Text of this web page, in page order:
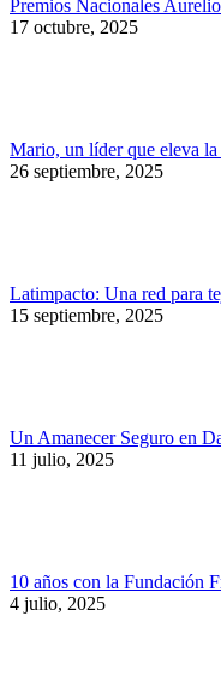
Premios Nacionales
17 octubre, 2025
Mario, un líder que eleva
26 septiembre, 2025
Latimpacto: Una red para
15 septiembre, 2025
Un Amanecer Seguro en
11 julio, 2025
10 años con la Fundación
4 julio, 2025